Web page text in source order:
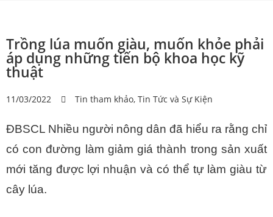
Trồng lúa muốn giàu, muốn khỏe phải
áp dụng những tiến bộ khoa học kỹ
thuật
11/03/2022 Tin tham khảo, Tin Tức và Sự Kiện
ĐBSCL Nhiều người nông dân đã hiểu ra rằng chỉ
có con đường làm giảm giá thành trong sản xuất
mới tăng được lợi nhuận và có thể tự làm giàu từ
cây lúa.